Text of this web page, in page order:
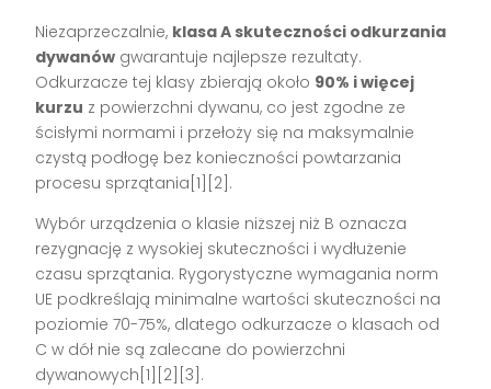
Niezaprzeczalnie, klasa A skuteczności odkurzania
dywanów gwarantuje najlepsze rezultaty.
Odkurzacze tej klasy zbierają około 90% i więcej
kurzu z powierzchni dywanu, co jest zgodne ze
ścisłymi normami i przełoży się na maksymalnie
czystą podłogę bez konieczności powtarzania
procesu sprzątania[1][2].
Wybór urządzenia o klasie niższej niż B oznacza
rezygnację z wysokiej skuteczności i wydłużenie
czasu sprzątania. Rygorystyczne wymagania norm
UE podkreślają minimalne wartości skuteczności na
poziomie 70-75%, dlatego odkurzacze o klasach od
C w dół nie są zalecane do powierzchni
dywanowych[1][2][3].